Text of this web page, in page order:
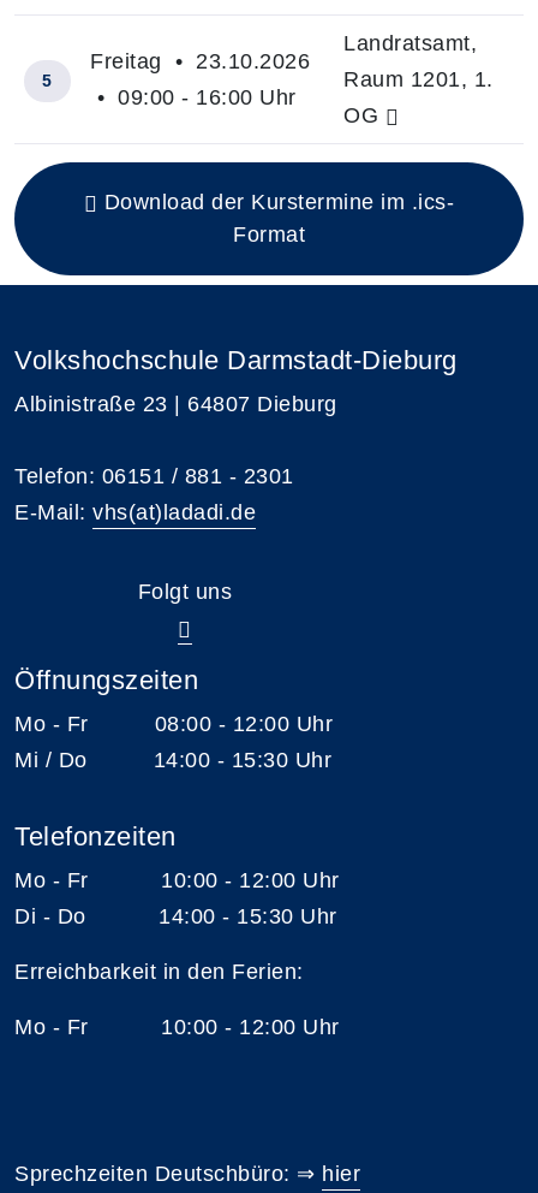
Insgesamt gibt es 5 Termine zum diesen Kurs
5
Freitag • 23.10.2026
• 09:00 - 16:00 Uhr
Landratsamt,
Raum 1201, 1.
OG
Download der Kurstermine im .ics-
Format
Volkshochschule Darmstadt-Dieburg
Albinistraße 23 | 64807 Dieburg
Telefon: 06151 / 881 - 2301
E-Mail: vhs(at)ladadi.de
Folgt uns
Öffnungszeiten
Mo - Fr 08:00 - 12:00 Uhr
Mi / Do 14:00 - 15:30 Uhr
Telefonzeiten
Mo - Fr 10:00 - 12:00 Uhr
Di - Do 14:00 - 15:30 Uhr
Erreichbarkeit in den Ferien:
Mo - Fr 10:00 - 12:00 Uhr
Sprechzeiten Deutschbüro: ⇒ hier